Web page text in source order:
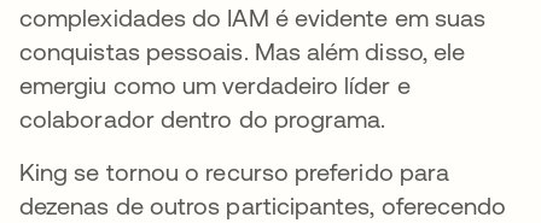
complexidades do IAM é evidente em suas
conquistas pessoais. Mas além disso, ele
emergiu como um verdadeiro líder e
colaborador dentro do programa.
King se tornou o recurso preferido para
dezenas de outros participantes, oferecendo